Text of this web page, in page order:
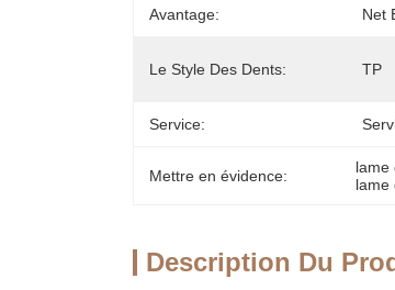
Avantage: Net
Le Style Des Dents: TP
Service:
Mettre en évidence: lame
lame
Description Du